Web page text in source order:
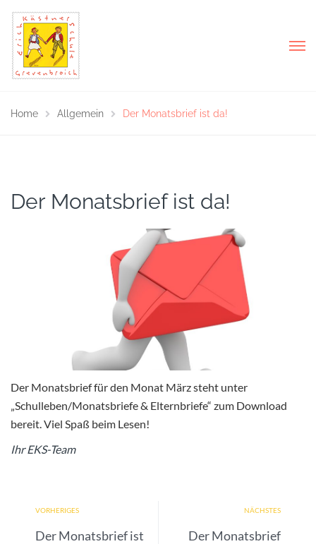
Home Allgemein Der Monatsbrief ist da!
Der Monatsbrief ist da!
Der Monatsbrief für den Monat März steht unter
„Schulleben/Monatsbriefe & Elternbriefe“ zum Download
bereit. Viel Spaß beim Lesen!
Ihr EKS-Team
VORHERIGES
Der Monatsbrief ist
NÄCHSTES
Der Monatsbrief